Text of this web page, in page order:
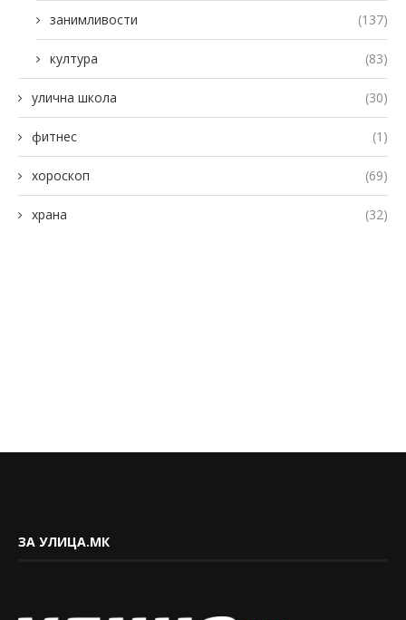
занимливости (137)
култура (83)
улична школа (30)
фитнес (1)
хороскоп (69)
храна (32)
ЗА УЛИЦА.МК